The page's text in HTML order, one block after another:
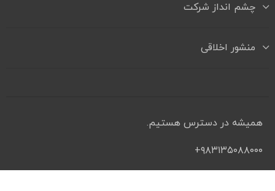
چشم انداز شرکت
منشور اخلاقی
همیشه در دسترس هستیم.
۹۸۳۱۳۵۰۸۸۰۰۰+